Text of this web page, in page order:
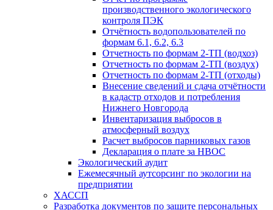
производственного экологического
контроля ПЭК
Отчётность водопользователей по
формам 6.1, 6.2, 6.3
Отчетность по формам 2-ТП (водхоз)
Отчетность по формам 2-ТП (воздух)
Отчетность по формам 2-ТП (отходы)
Внесение сведений и сдача отчётности
в кадастр отходов и потребления
Нижнего Новгорода
Инвентаризация выбросов в
атмосферный воздух
Расчет выбросов парниковых газов
Декларация о плате за НВОС
Экологический аудит
Ежемесячный аутсорсинг по экологии на
предприятии
ХАССП
Разработка документов по защите персональных